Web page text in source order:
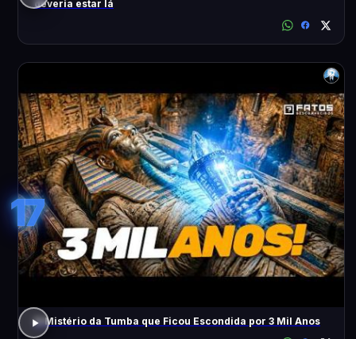
deveria estar lá
17
O Mistério da Tumba que Ficou Escondida por 3 Mil Anos